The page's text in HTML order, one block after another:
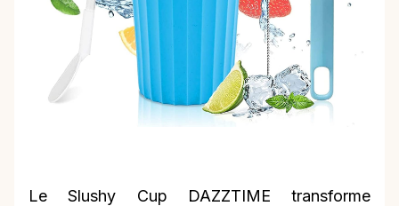
Le Slushy Cup DAZZTIME transforme